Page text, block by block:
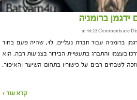
ברומניה
Comments are
ברומניה עבור חברת נעליים. לוי, שהיה פעם בחור
בעצמו והתברג בתעשיית הבידור בצניעות רבה. הוא
לשבחים רבים על כישוריו בתחום השיער והאיפור.
קרא עוד ›